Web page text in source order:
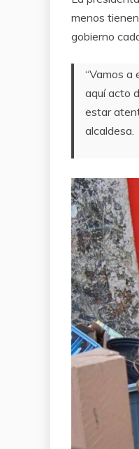
menos
gobierno
“Vamos a
aquí acto
estar
alcaldesa.